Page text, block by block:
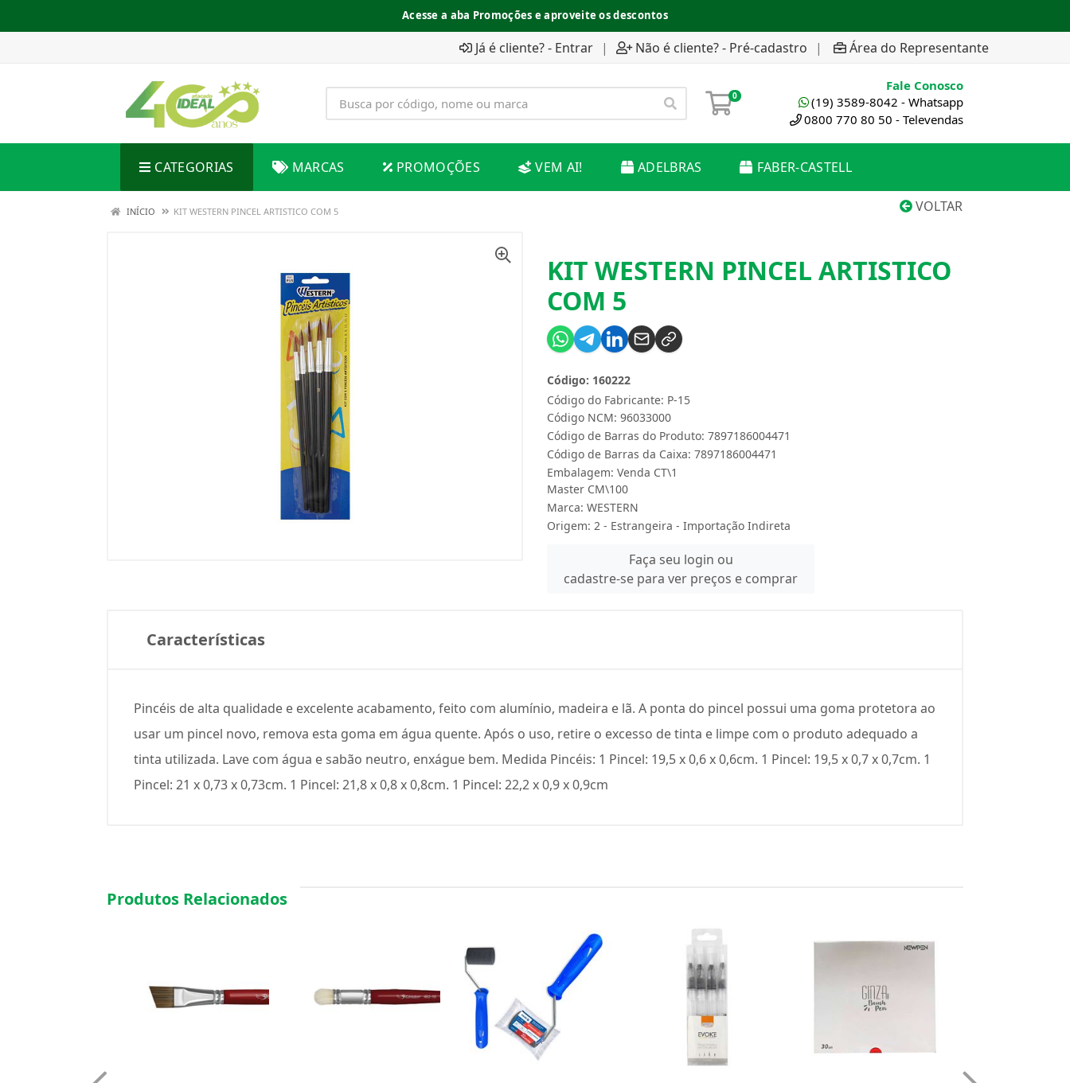
Acesse a aba Promoções e aproveite os descontos
Já é cliente? - Entrar | Não é cliente? - Pré-cadastro | Área do Representante
0
Fale Conosco
(19) 3589-8042 - Whatsapp
0800 770 80 50 - Televendas
CATEGORIAS MARCAS PROMOÇÕES VEM AI! ADELBRAS FABER-CASTELL
VOLTAR
INÍCIO KIT WESTERN PINCEL ARTISTICO COM 5
KIT WESTERN PINCEL ARTISTICO
COM 5
Código do Fabricante: P-15
Código: 160222
Código NCM: 96033000
Código de Barras do Produto: 7897186004471
Código de Barras da Caixa: 7897186004471
Embalagem: Venda CT\1
Master CM\100
Marca: WESTERN
Origem: 2 - Estrangeira - Importação Indireta
Faça seu login ou
cadastre-se para ver preços e comprar
Características
Pincéis de alta qualidade e excelente acabamento, feito com alumínio, madeira e lã. A ponta do pincel possui uma goma protetora ao
usar um pincel novo, remova esta goma em água quente. Após o uso, retire o excesso de tinta e limpe com o produto adequado a
tinta utilizada. Lave com água e sabão neutro, enxágue bem. Medida Pincéis: 1 Pincel: 19,5 x 0,6 x 0,6cm. 1 Pincel: 19,5 x 0,7 x 0,7cm. 1
Pincel: 21 x 0,73 x 0,73cm. 1 Pincel: 21,8 x 0,8 x 0,8cm. 1 Pincel: 22,2 x 0,9 x 0,9cm
Produtos Relacionados